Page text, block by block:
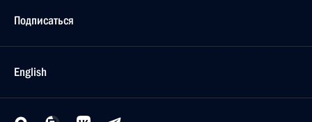
Подписаться
English